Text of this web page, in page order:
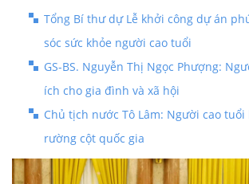
Tổng Bí thư dự Lễ khởi công dự án
sóc sức khỏe người cao tuổi
GS-BS. Nguyễn Thị Ngọc Phượng:
ích cho gia đình và xã hội
Chủ tịch nước Tô Lâm: Người cao
rường cột quốc gia